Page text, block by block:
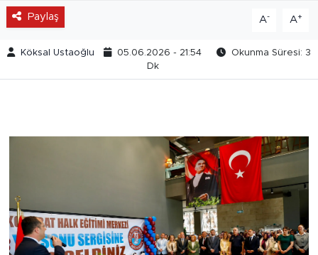
Paylaş A- A+
Köksal Ustaoğlu 05.06.2026 - 21:54
Okunma Süresi: 3
Dk
Manşet